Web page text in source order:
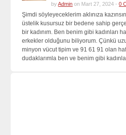
byAdmin on Mart 27, 2024 -0
Şimdi söyleyeceklerim aklınıza
üstelik kusursuz bir bedene sahip
bir kadınım. Ben benim gibi kadınları
erkekler olduğunu biliyorum. Çünkü
minyon vücut tipim ve 91 61 91 olan
dudaklarımla ben ve benim gibi